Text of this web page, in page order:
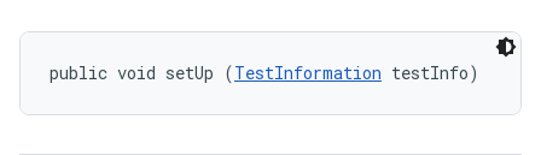
public void setUp (TestInformation testInfo)